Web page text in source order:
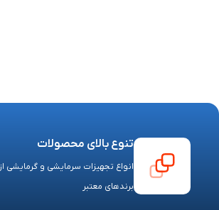
تنوع بالای محصولات
انواع تجهیزات سرمایشی و گرمایشی از
برندهای معتبر